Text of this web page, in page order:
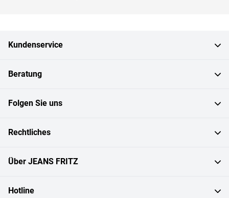
Kundenservice
Beratung
Folgen Sie uns
Rechtliches
Über JEANS FRITZ
Hotline